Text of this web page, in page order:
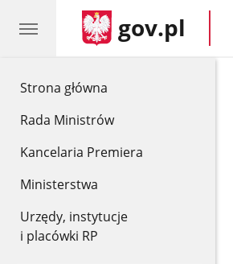
Strona główna
Rada Ministrów
Kancelaria Premiera
Ministerstwa
Urzędy, instytucje
i placówki RP
gov.pl